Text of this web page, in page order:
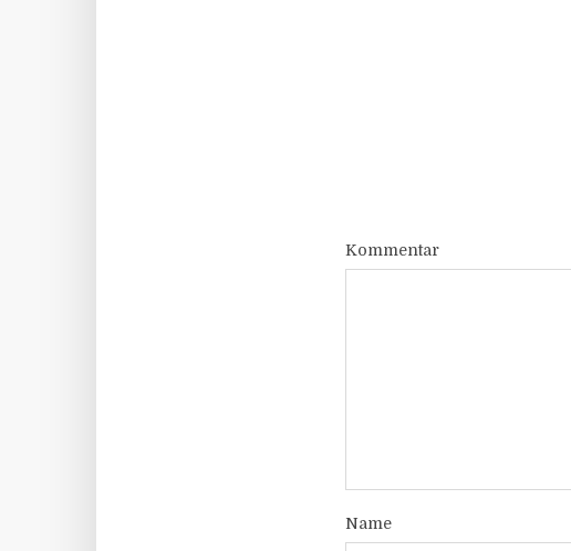
Kommentar
Name